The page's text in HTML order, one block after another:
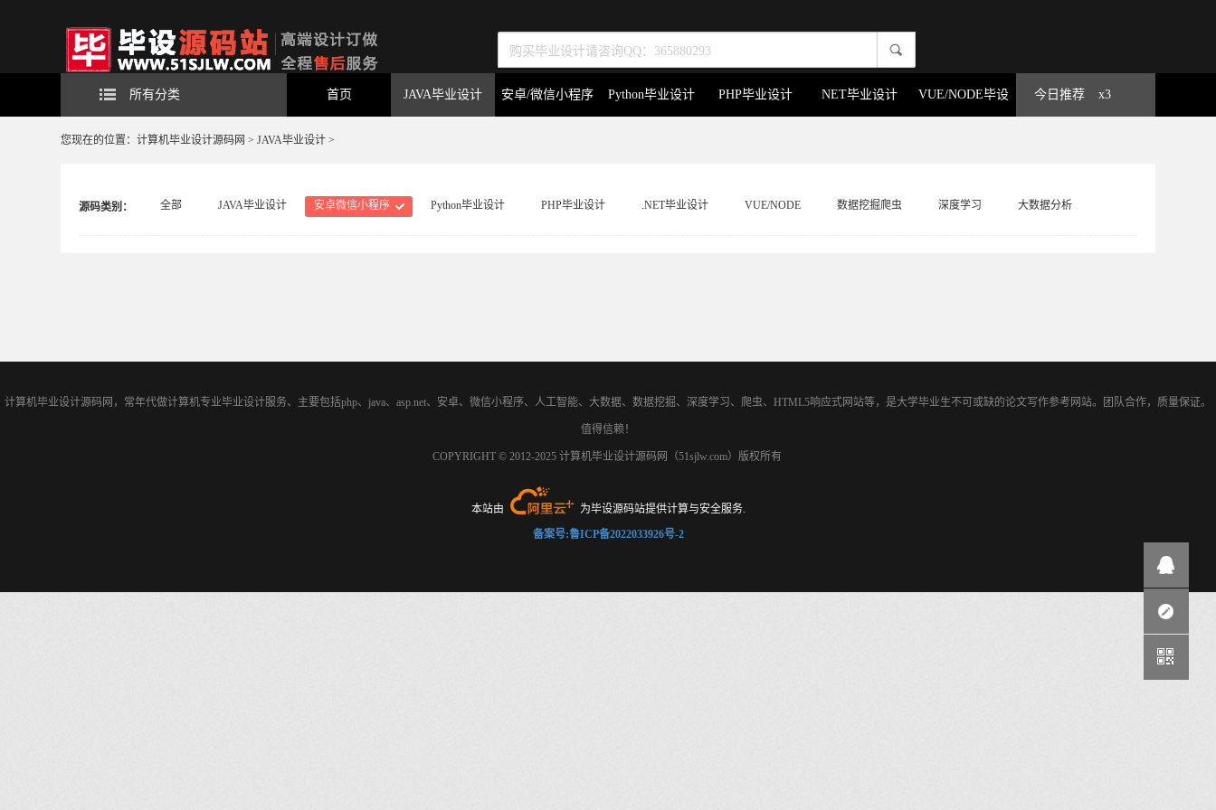
所有分类 首页 JAVA毕业设计 安卓/微信小程序 Python毕业设计 PHP毕业设计 NET毕业设计 VUE/NODE毕设 今日推荐 x3
您现在的位置： 计算机毕业设计源码网 > JAVA毕业设计 >
源码类别： 全部 JAVA毕业设计 安卓微信小程序 Python毕业设计 PHP毕业设计 .NET毕业设计 VUE/NODE 数据挖掘爬虫 深度学习 大数据分析
计算机毕业设计源码网，常年代做计算机专业毕业设计服务、主要包括php、java、asp.net、安卓、微信小程序、人工智能、大数据、数据挖掘、深度学习、爬虫、HTML5响应式网站等，是大学毕业生不可或缺的论文写作参考网站。团队合作，质量保证。
值得信赖！
COPYRIGHT © 2012-2025 计算机毕业设计源码网（51sjlw.com）版权所有
本站由
为毕设源码站提供计算与安全服务.
备案号:鲁ICP备2022033926号-2